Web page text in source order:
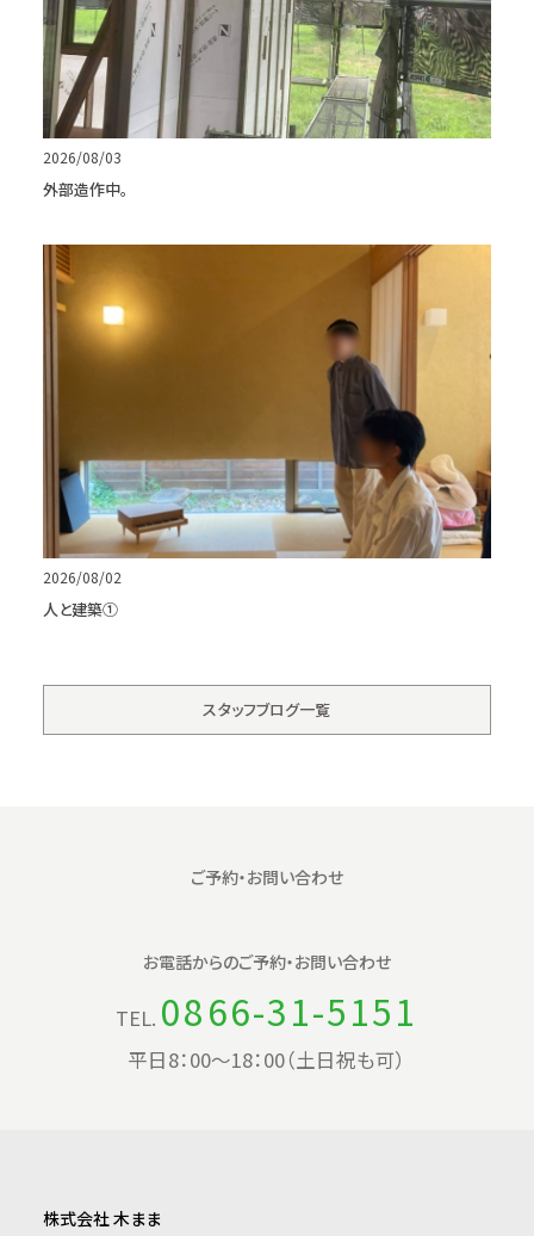
2026/08/03
外部造作中。
2026/08/02
人と建築①
スタッフブログ一覧
ご予約・お問い合わせ
お電話からのご予約・お問い合わせ
TEL. 0866-31-5151
平日8：00〜18：00（土日祝も可）
株式会社 木まま